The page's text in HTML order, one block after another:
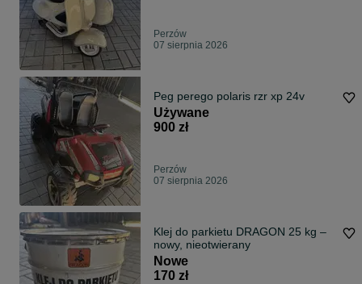
Perzów
07 sierpnia 2026
Peg perego polaris rzr xp 24v
Używane
900 zł
Perzów
07 sierpnia 2026
Klej do parkietu DRAGON 25 kg –
nowy, nieotwierany
Nowe
170 zł